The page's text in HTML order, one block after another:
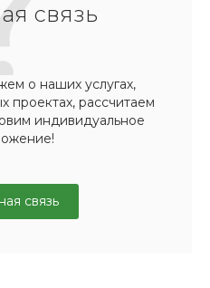
связь
о наших услугах,
проектах, рассчитаем
индивидуальное
связь